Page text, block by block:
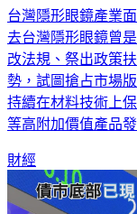
台灣隱形眼鏡產業
去台灣隱形眼鏡曾
改法規、祭出政策
勢，試圖搶占市場
持續在材料技術上
等高附加價值產品
財經